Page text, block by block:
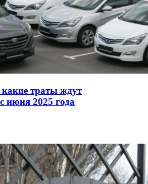
какие траты ждут
июня 2025 года